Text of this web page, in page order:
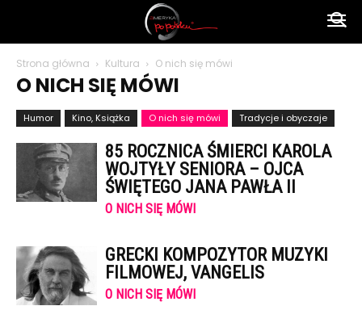
Strona główna Kultura O nich się mówi
O NICH SIĘ MÓWI
Humor Kino, Książka O nich się mówi Tradycje i obyczaje
85 ROCZNICA ŚMIERCI KAROLA
WOJTYŁY SENIORA – OJCA
ŚWIĘTEGO JANA PAWŁA II
O NICH SIĘ MÓWI
GRECKI KOMPOZYTOR MUZYKI
FILMOWEJ, VANGELIS
O NICH SIĘ MÓWI